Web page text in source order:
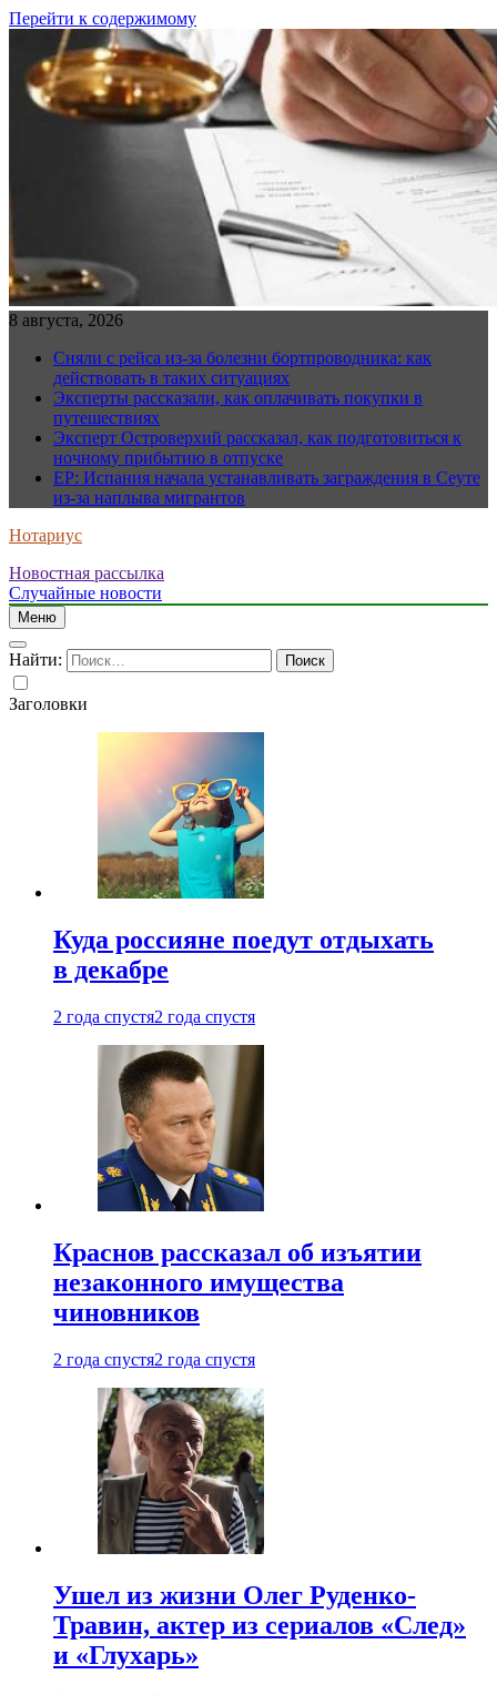
Перейти к содержимому
8 августа, 2026
Сняли с рейса из-за болезни бортпроводника: как
действовать в таких ситуациях
Эксперты рассказали, как оплачивать покупки в
путешествиях
Эксперт Островерхий рассказал, как подготовиться к
ночному прибытию в отпуске
EP: Испания начала устанавливать заграждения в Сеуте
из-за наплыва мигрантов
Нотариус
Новостная рассылка
Случайные новости
Меню
Найти:
Заголовки
Куда россияне поедут отдыхать
в декабре
2 года спустя2 года спустя
Краснов рассказал об изъятии
незаконного имущества
чиновников
2 года спустя2 года спустя
Ушел из жизни Олег Руденко-
Травин, актер из сериалов «След»
и «Глухарь»